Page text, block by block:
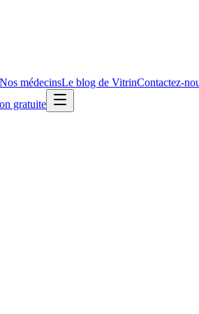
Nos médecinsLe blog de VitrinContactez-
gratuite